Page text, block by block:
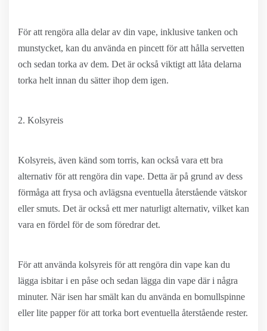
För att rengöra alla delar av din vape, inklusive tanken och
munstycket, kan du använda en pincett för att hålla servetten
och sedan torka av dem. Det är också viktigt att låta delarna
torka helt innan du sätter ihop dem igen.
2. Kolsyreis
Kolsyreis, även känd som torris, kan också vara ett bra
alternativ för att rengöra din vape. Detta är på grund av dess
förmåga att frysa och avlägsna eventuella återstående vätskor
eller smuts. Det är också ett mer naturligt alternativ, vilket kan
vara en fördel för de som föredrar det.
För att använda kolsyreis för att rengöra din vape kan du
lägga isbitar i en påse och sedan lägga din vape där i några
minuter. När isen har smält kan du använda en bomullspinne
eller lite papper för att torka bort eventuella återstående rester.